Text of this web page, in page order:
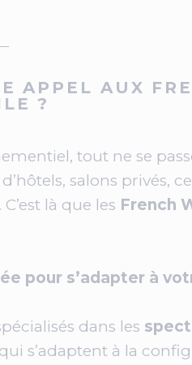
APPEL AUX
?
tout ne se
salons privés,
. C’est là que les French
pour s’adapter à
dans les
s’adaptent à la